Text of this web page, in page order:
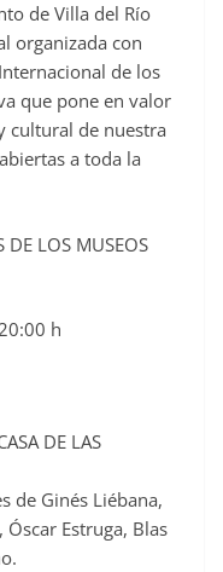
de Villa del Río
organizada con
de los
que pone en valor
cultural de nuestra
a toda la
DE LOS MUSEOS
h
DE LAS
de Ginés Liébana,
Estruga, Blas